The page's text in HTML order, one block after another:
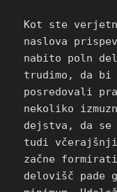
Kot ste
naslova
nabito poln
trudimo, da bi
posredovali
nekoliko
dejstva, da
tudi
začne
delovišč pade